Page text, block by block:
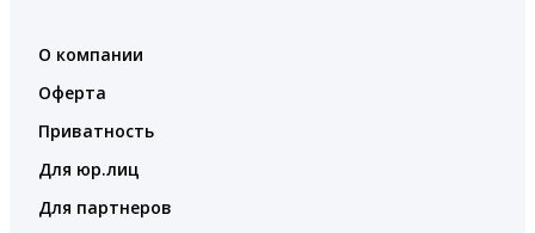
О компании
Оферта
Приватность
Для юр.лиц
Для партнеров